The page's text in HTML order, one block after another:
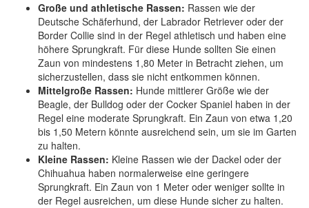
Große und athletische Rassen: Rassen wie der
Deutsche Schäferhund, der Labrador Retriever oder der
Border Collie sind in der Regel athletisch und haben eine
höhere Sprungkraft. Für diese Hunde sollten Sie einen
Zaun von mindestens 1,80 Meter in Betracht ziehen, um
sicherzustellen, dass sie nicht entkommen können.
Mittelgroße Rassen: Hunde mittlerer Größe wie der
Beagle, der Bulldog oder der Cocker Spaniel haben in der
Regel eine moderate Sprungkraft. Ein Zaun von etwa 1,20
bis 1,50 Metern könnte ausreichend sein, um sie im Garten
zu halten.
Kleine Rassen: Kleine Rassen wie der Dackel oder der
Chihuahua haben normalerweise eine geringere
Sprungkraft. Ein Zaun von 1 Meter oder weniger sollte in
der Regel ausreichen, um diese Hunde sicher zu halten.